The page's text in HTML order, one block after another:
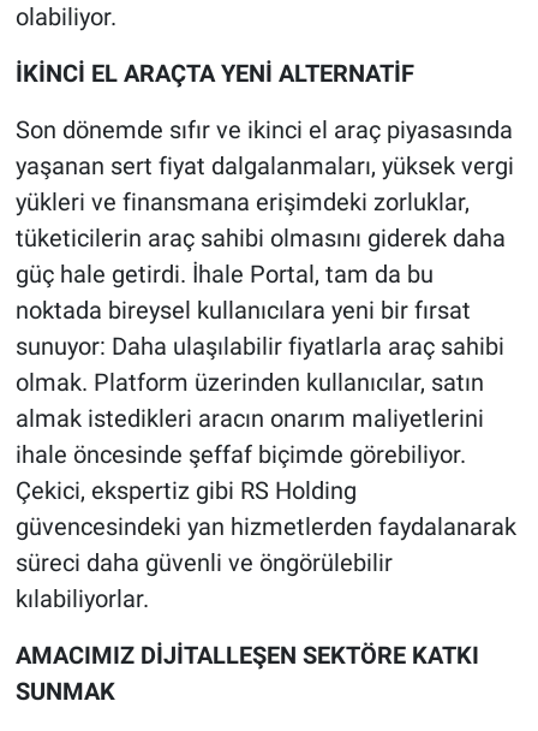
olabiliyor.
İKİNCİ EL ARAÇTA YENİ ALTERNATİF
Son dönemde sıfır ve ikinci el araç piyasasında
yaşanan sert fiyat dalgalanmaları, yüksek vergi
yükleri ve finansmana erişimdeki zorluklar,
tüketicilerin araç sahibi olmasını giderek daha
güç hale getirdi. İhale Portal, tam da bu
noktada bireysel kullanıcılara yeni bir fırsat
sunuyor: Daha ulaşılabilir fiyatlarla araç sahibi
olmak. Platform üzerinden kullanıcılar, satın
almak istedikleri aracın onarım maliyetlerini
ihale öncesinde şeffaf biçimde görebiliyor.
Çekici, ekspertiz gibi RS Holding
güvencesindeki yan hizmetlerden faydalanarak
süreci daha güvenli ve öngörülebilir
kılabiliyorlar.
AMACIMIZ DİJİTALLEŞEN SEKTÖRE KATKI
SUNMAK